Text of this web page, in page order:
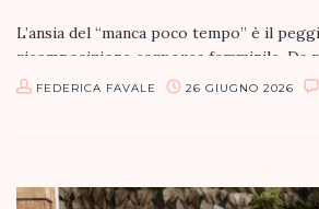
L’ansia del “manca poco tempo” è il
ricomposizione corporea femminile. Da
coach online, a fine giugno mi trovo
FEDERICA FAVALE 26 GIUGNO 2026